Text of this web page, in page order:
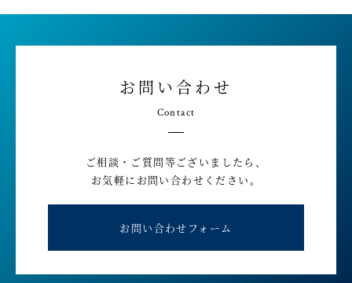
お問い合わせ
Contact
ご相談・ご質問等ございましたら、
お気軽にお問い合わせください。
お問い合わせフォーム